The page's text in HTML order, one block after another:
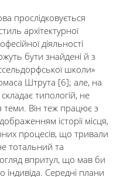
прослідковується
архітектурної
діяльності
бути знайдені й з
школи»
Штрута [6]; але, на
типологій, не
теми. Він теж працює з
історії місця,
процесів, що тривали
тотальний та
впритул, що мав би
індивіда. Середні плани